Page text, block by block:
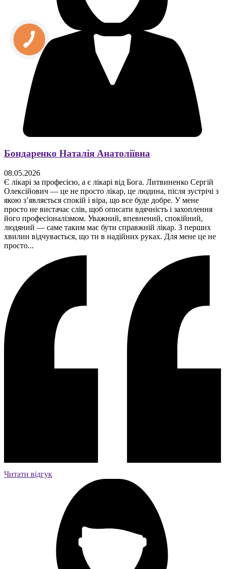
Бондаренко Наталія Анатоліївна
08.05.2026
Є лікарі за професією, а є лікарі від Бога. Литвиненко Сергій
Олексійович — це не просто лікар, це людина, після зустрічі з
якою з’являється спокій і віра, що все буде добре. У мене
просто не вистачає слів, щоб описати вдячність і захоплення
його професіоналізмом. Уважний, впевнений, спокійний,
людяний — саме таким має бути справжній лікар. З перших
хвилин відчувається, що ти в надійних руках. Для мене це не
просто...
Читати відгук